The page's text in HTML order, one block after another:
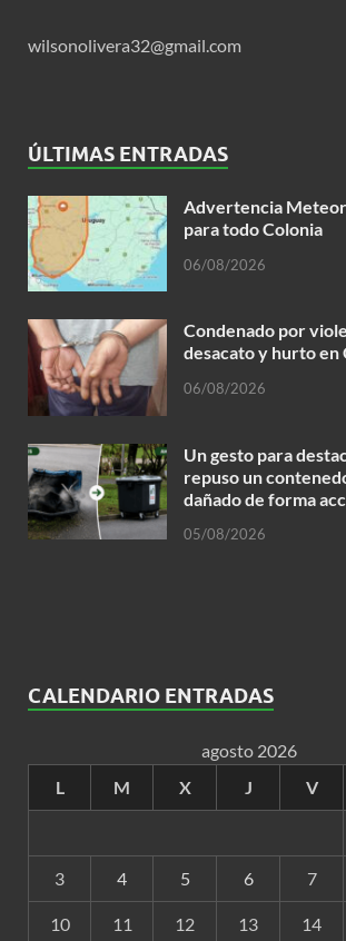
wilsonolivera32@gmail.com
ÚLTIMAS ENTRADAS
Advertencia
para todo Colonia
06/08/2026
Condenado por
desacato y hurto en
06/08/2026
Un gesto para
repuso un
dañado de forma
05/08/2026
CALENDARIO ENTRADAS
agosto 2026
L
M X J V
3 4 5 6 7
10 11 12 13 14